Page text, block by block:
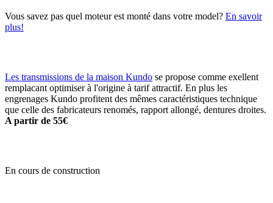
Vous savez pas quel moteur est monté dans votre model? En savoir
plus!
Les transmissions de la maison Kundo se propose comme exellent
remplacant optimiser à l'origine à tarif attractif. En plus les
engrenages Kundo profitent des mêmes caractéristiques technique
que celle des fabricateurs renomés, rapport allongé, dentures droites.
A partir de 55€
En cours de construction